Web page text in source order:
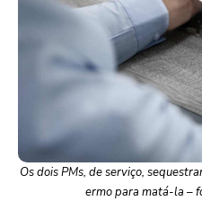
Os dois PMs, de serviço,
ermo para matá-la –